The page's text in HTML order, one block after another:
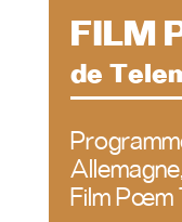
FILM
de
Film Pœm